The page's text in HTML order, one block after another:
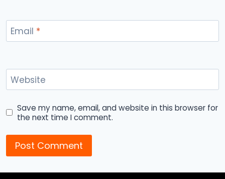
Email *
Website
Save my name, email, and website in this browser for
the next time I comment.